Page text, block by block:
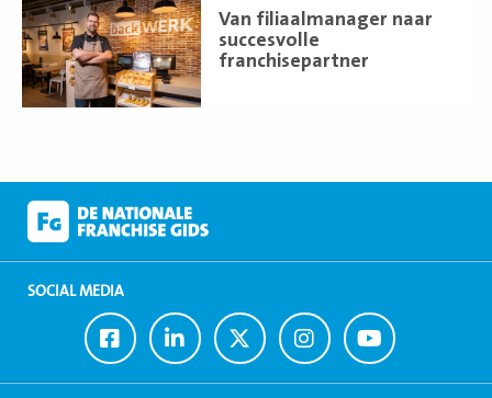
Van filiaalmanager naar
succesvolle
franchisepartner
Lees
meer
SOCIAL MEDIA
Ga
naar
Facebook
Ga
naar
LinkedIn
Ga
naar
Twitter
Ga
naar
Instagram
Ga
naar
Youtube